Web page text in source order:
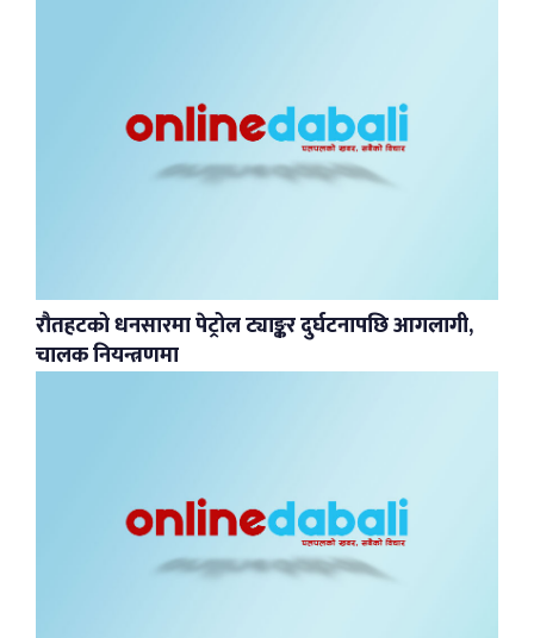
रौतहटको धनसारमा पेट्रोल ट्याङ्कर दुर्घटनापछि आगलागी,
चालक नियन्त्रणमा